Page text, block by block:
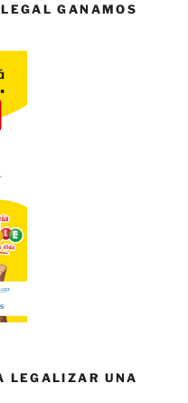
GANAMOS
LEGALIZAR UNA